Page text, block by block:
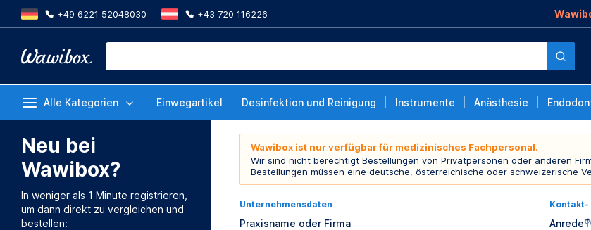
+49 6221 52048030 +43 720 116226
Alle Kategorien Einwegartikel Desinfektion und Reinigung Instrumente Anästhesie
Neu bei
Wawibox?
In weniger als 1 Minute registrieren,
um dann direkt zu vergleichen und
bestellen:
Wawibox ist nur verfügbar für medizinisches Fachpersonal.
Wir sind nicht berechtigt Bestellungen von Privatpersonen oder anderen
Bestellungen müssen eine deutsche, österreichische oder schweizerische
Unternehmensdaten
Praxisname oder Firma
Kontakt-
Anrede